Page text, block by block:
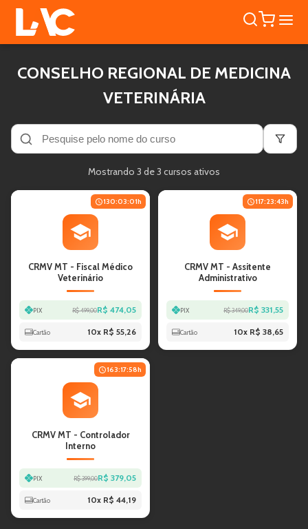
CONSELHO REGIONAL DE MEDICINA
VETERINÁRIA
Mostrando 3 de3 cursos ativos
130:03:01h
CRMV MT - Fiscal Médico
Veterinário
PIX R$ 499,00R$ 474,05
Cartão 10x R$ 55,26
117:23:43h
CRMV MT - Assitente
Administrativo
PIX R$ 349,00R$ 331,55
Cartão 10x R$ 38,65
163:17:58h
CRMV MT - Controlador
Interno
PIX R$ 399,00R$ 379,05
Cartão 10x R$ 44,19